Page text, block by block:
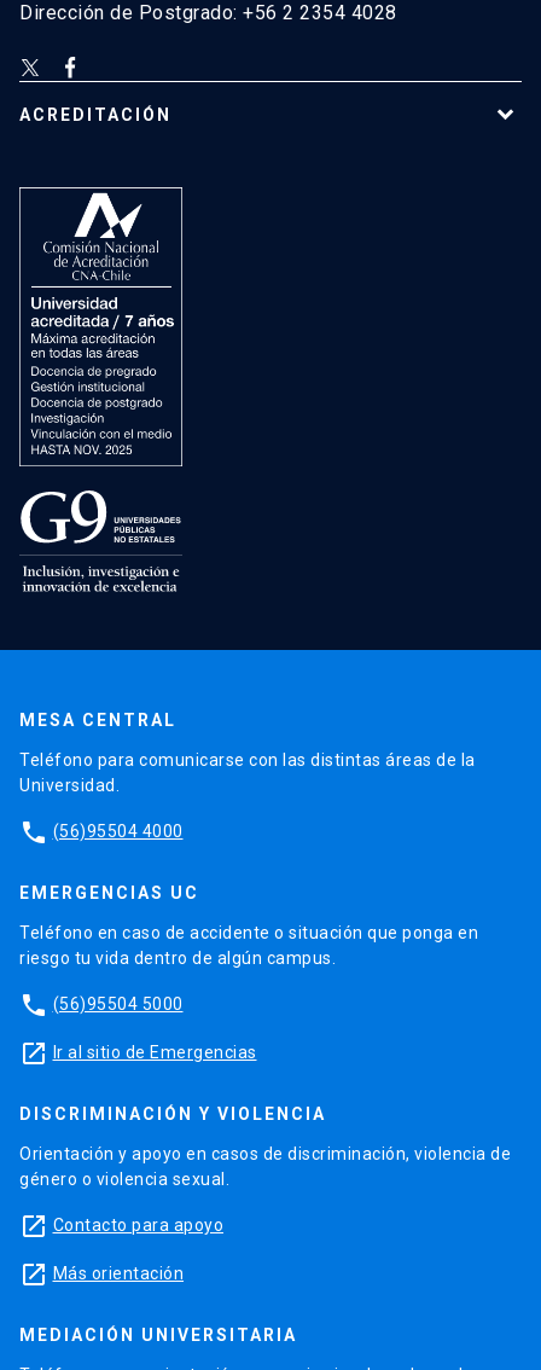
Dirección de Postgrado: +56 2 2354 4028
ACREDITACIÓN
MESA CENTRAL
Teléfono para comunicarse con las distintas áreas de la
Universidad.
phone (56)95504 4000
EMERGENCIAS UC
Teléfono en caso de accidente o situación que ponga en
riesgo tu vida dentro de algún campus.
phone (56)95504 5000
launch Ir al sitio de Emergencias
DISCRIMINACIÓN Y VIOLENCIA
Orientación y apoyo en casos de discriminación, violencia de
género o violencia sexual.
launch Contacto para apoyo
launch Más orientación
MEDIACIÓN UNIVERSITARIA